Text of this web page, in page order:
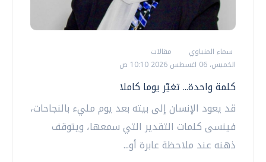
سماء المنياوي
مقالات
الخميس، 06 اغسطس 2026 10:10 ص
كلمة واحدة... تغيّر يوما كاملا
قد يعود الإنسان إلى بيته بعد يوم مليء بالنجاحات،
فينسى كلمات التقدير التي سمعها، ويتوقف
ذهنه عند ملاحظة عابرة أو...